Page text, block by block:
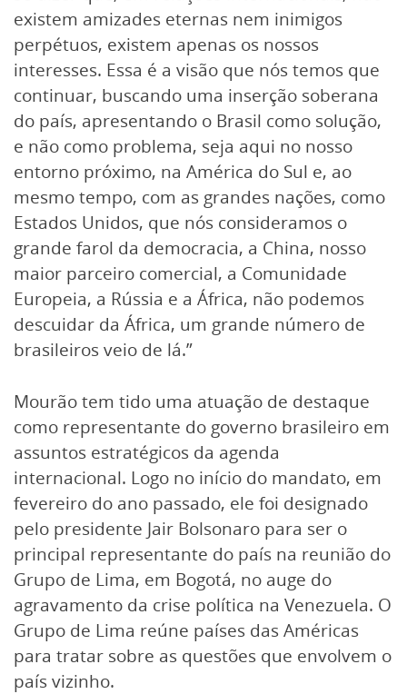
existem amizades eternas nem inimigos
perpétuos, existem apenas os nossos
interesses. Essa é a visão que nós temos que
continuar, buscando uma inserção soberana
do país, apresentando o Brasil como solução,
e não como problema, seja aqui no nosso
entorno próximo, na América do Sul e, ao
mesmo tempo, com as grandes nações, como
Estados Unidos, que nós consideramos o
grande farol da democracia, a China, nosso
maior parceiro comercial, a Comunidade
Europeia, a Rússia e a África, não podemos
descuidar da África, um grande número de
brasileiros veio de lá.”
Mourão tem tido uma atuação de destaque
como representante do governo brasileiro em
assuntos estratégicos da agenda
internacional. Logo no início do mandato, em
fevereiro do ano passado, ele foi designado
pelo presidente Jair Bolsonaro para ser o
principal representante do país na reunião do
Grupo de Lima, em Bogotá, no auge do
agravamento da crise política na Venezuela. O
Grupo de Lima reúne países das Américas
para tratar sobre as questões que envolvem o
país vizinho.